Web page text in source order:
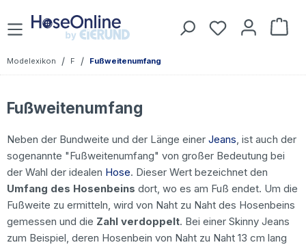
Zum Hauptinhalt springen Du hast 0
Modelexikon / F / Fußweitenumfang
Fußweitenumfang
Neben der Bundweite und der Länge einer Jeans, ist auch der
sogenannte "Fußweitenumfang" von großer Bedeutung bei
der Wahl der idealen Hose. Dieser Wert bezeichnet den
Umfang des Hosenbeins dort, wo es am Fuß endet. Um die
Fußweite zu ermitteln, wird von Naht zu Naht des Hosenbeins
gemessen und die Zahl verdoppelt. Bei einer Skinny Jeans
zum Beispiel, deren Hosenbein von Naht zu Naht 13 cm lang